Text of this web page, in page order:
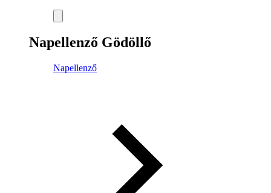
Napellenző Gödöllő
Napellenző